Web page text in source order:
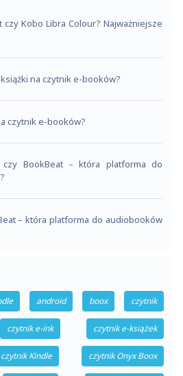
Kobo Libra Colour? Najważniejsze
na czytnik e-booków?
czytnik e-booków?
czy BookBeat – która platforma do
– która platforma do audiobooków
android boox czytnik
czytnik e-ink czytnik e-książek
czytnik Kindle czytnik Onyx Boox